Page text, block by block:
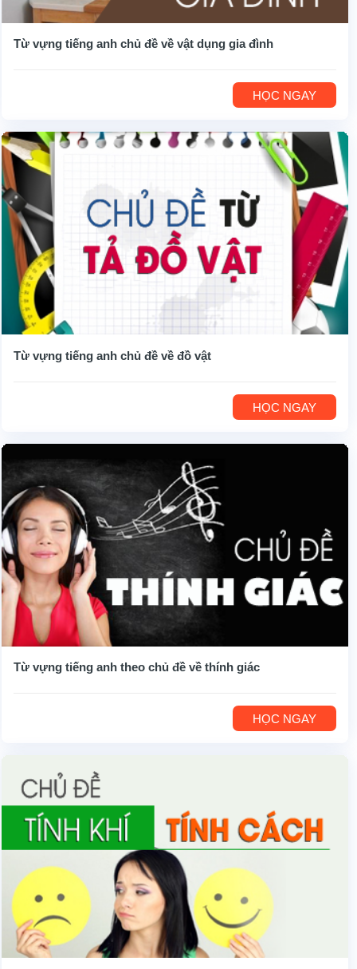
Từ vựng tiếng anh chủ đề về vật dụng gia đình
HỌC NGAY
Từ vựng tiếng anh chủ đề về đồ vật
HỌC NGAY
Từ vựng tiếng anh theo chủ đề về thính giác
HỌC NGAY